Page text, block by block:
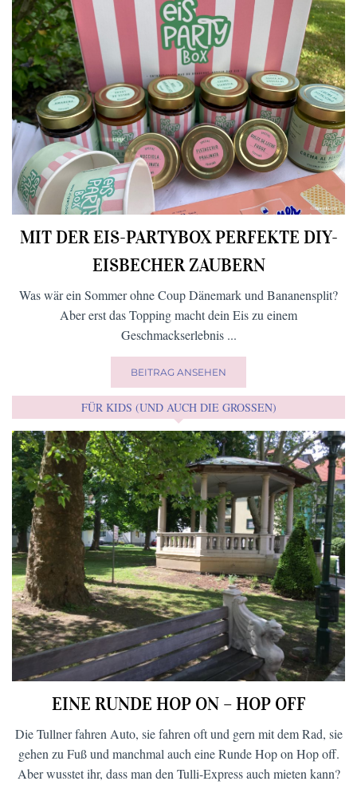
MIT DER EIS-PARTYBOX PERFEKTE DIY-
EISBECHER ZAUBERN
Was wär ein Sommer ohne Coup Dänemark und Bananensplit?
Aber erst das Topping macht dein Eis zu einem
Geschmackserlebnis ...
BEITRAG ANSEHEN
FÜR KIDS (UND AUCH DIE GROSSEN)
EINE RUNDE HOP ON – HOP OFF
Die Tullner fahren Auto, sie fahren oft und gern mit dem Rad, sie
gehen zu Fuß und manchmal auch eine Runde Hop on Hop off.
Aber wusstet ihr, dass man den Tulli-Express auch mieten kann?